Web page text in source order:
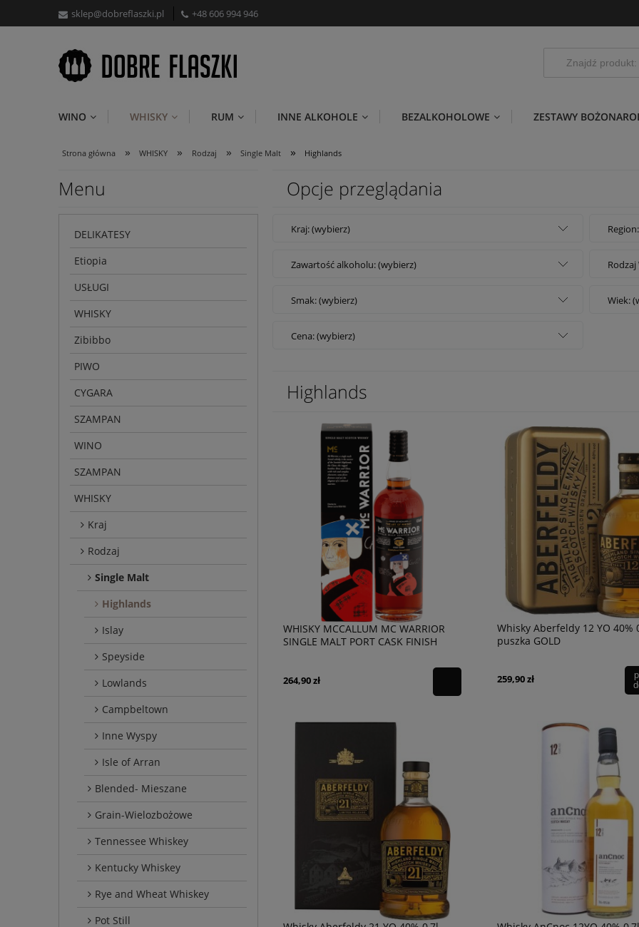
sklep@dobreflaszki.pl +48 606 994 946
WINO WHISKY RUM INNE ALKOHOLE BEZALKOHOLOWE ZESTAWY
Strona główna » WHISKY » Rodzaj » Single Malt » Highlands
Menu
DELIKATESY
Etiopia
USŁUGI
WHISKY
Zibibbo
PIWO
CYGARA
SZAMPAN
WINO
SZAMPAN
WHISKY
Kraj
Rodzaj
Single Malt
Highlands
Islay
Speyside
Lowlands
Campbeltown
Inne Wyspy
Isle of Arran
Blended- Mieszane
Grain-Wielozbożowe
Tennessee Whiskey
Kentucky Whiskey
Rye and Wheat Whiskey
Pot Still
Opcje przeglądania
Kraj: (wybierz)
Zawartość alkoholu: (wybierz)
Smak: (wybierz) Wiek:
Cena: (wybierz)
Highlands
WHISKY MCCALLUM MC WARRIOR
SINGLE MALT PORT CASK FINISH
264,90 zł
Whisky Aberfeldy 12 YO 40%
puszka GOLD
259,90 zł